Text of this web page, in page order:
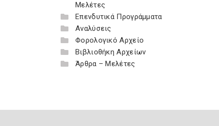
Μελέτες
Επενδυτικά Προγράμματα
Αναλύσεις
Φορολογικό Αρχείο
Βιβλιοθήκη Αρχείων
Άρθρα – Μελέτες